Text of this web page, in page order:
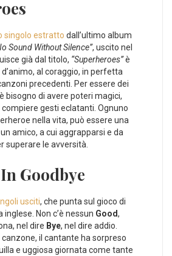
singolo estratto dall’ultimo album
Sound Without Silence”, uscito nel
già dal titolo, “Superheroes”è
al coraggio, in perfetta
precedenti. Per essere dei
bisogno di avere poteri magici,
gesti eclatanti. Ognuno
nella vita, può essere una
amico, a cui aggrapparsi e da
superare le avversità.
Goodbye
usciti, che punta sul gioco di
Non c’è nessun Good,
nel dire Bye, nel dire addio.
il cantante ha sorpreso
e uggiosa giornata come tante